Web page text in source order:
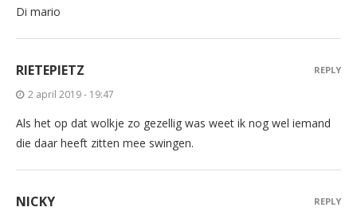
Di mario
RIETEPIETZ
2 april 2019 - 19:47
Als het op dat wolkje zo gezellig was weet ik nog wel iemand
die daar heeft zitten mee swingen.
REPLY
NICKY REPLY